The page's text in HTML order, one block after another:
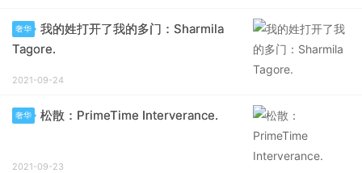
奢华
我的姓打开了我的多门：Sharmila
Tagore.
2021-09-24
奢华 松散：PrimeTime Interverance.
2021-09-23